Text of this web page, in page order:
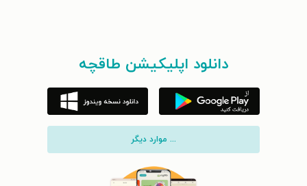
دانلود اپلیکیشن طاقچه
... موارد دیگر